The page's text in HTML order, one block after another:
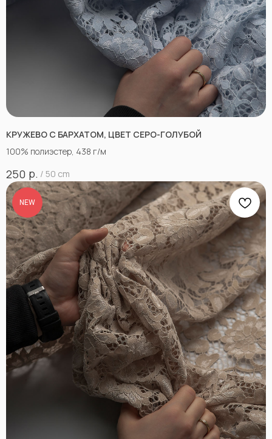
КРУЖЕВО С БАРХАТОМ, ЦВЕТ СЕРО-ГОЛУБОЙ
100% полиэстер, 438 г/м
250 р. / 50 cm
NEW